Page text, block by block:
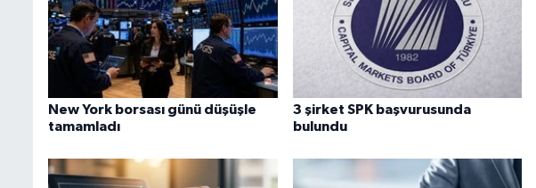
New York borsası günü düşüşle
tamamladı
3 şirket SPK başvurusunda
bulundu